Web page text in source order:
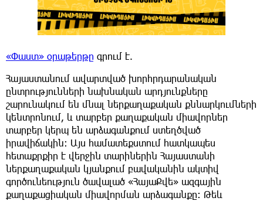
«Փաստ» օրաթերթը գրում է.
Հայաստանում ավարտված խորհրդարանական
ընտրությունների նախնական արդյունքները
շարունակում են մնալ ներքաղաքական քննարկումների
կենտրոնում, և տարբեր քաղաքական միավորներ
տարբեր կերպ են արձագանքում ստեղծված
իրավիճակին։ Այս համատեքստում հատկապես
հետաքրքիր է վերջին տարիներին Հայաստանի
ներքաղաքական կյանքում բավականին ակտիվ
գործունեություն ծավալած «ՀայաՔվե» ազգային
քաղաքացիական միավորման արձագանքը։ Թեև